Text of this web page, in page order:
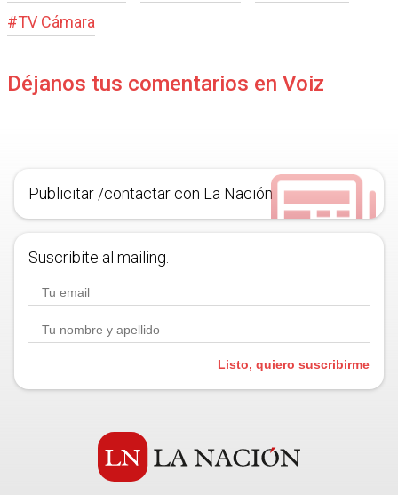
#TV Cámara
Déjanos tus comentarios en Voiz
Publicitar /contactar con La Nación
Suscribite al mailing.
Listo, quiero suscribirme